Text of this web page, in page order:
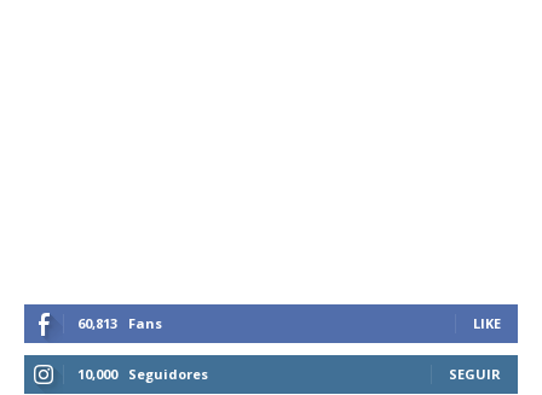
60,813 Fans LIKE
10,000 Seguidores SEGUIR